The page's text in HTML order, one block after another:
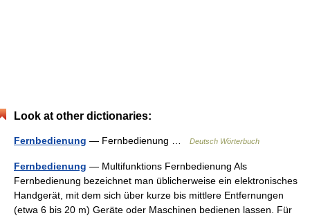
Look at other dictionaries:
Fernbedienung — Fernbedienung … Deutsch Wörterbuch
Fernbedienung — Multifunktions Fernbedienung Als
Fernbedienung bezeichnet man üblicherweise ein elektronisches
Handgerät, mit dem sich über kurze bis mittlere Entfernungen
(etwa 6 bis 20 m) Geräte oder Maschinen bedienen lassen. Für